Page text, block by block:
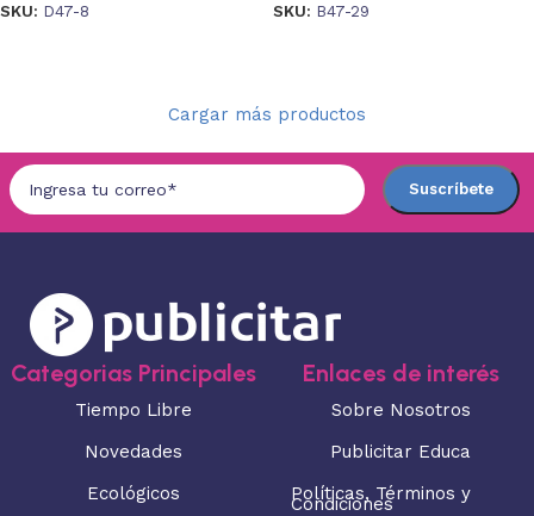
SKU: D47-8 SKU: B47-29
Cargar más productos
Categorias Principales
Tiempo Libre
Novedades
Ecológicos
Enlaces de interés
Sobre Nosotros
Publicitar Educa
Políticas, Términos y
Condiciones